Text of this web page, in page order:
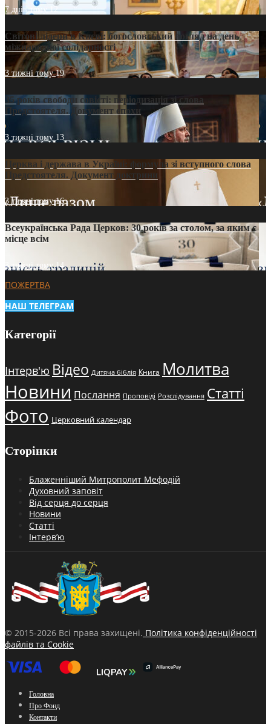
7 днів тому12
Світові лідери в Києві: богословський погляд на день
міжнародної солідарності
3 тижні тому19
35 років свободи совісті: періодизація зі слова
Предстоятеля. Документ епохи
3 тижні тому 13
Церква і держава в Україні: формула зі вступного слова
Предстоятеля. Документ доктрини
3 тижні тому16
Всеукраїнська Рада Церков: 30 років за столом, за яким є
місце всім
3 тижні тому14
ПОЖЕРТВА
НАШ ТЕЛЕГРАМ
Категорії
Інтерв'ю Відео Дитяча біблія Книга Молитва
Новини Послання Проповіді Розслідування Статті
Фото Церковний календар
Сторінки
Блаженніший Митрополит Мефодій
Духовний заповіт
Від серця до серця
Новини
Статті
Інтерв’ю
© 2015-2026 Всі права захищені. Політика конфіденційності
файлів та Cookie
Головна
Про Фонд
Контакти